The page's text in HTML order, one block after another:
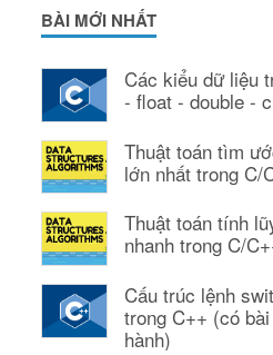
BÀI MỚI NHẤT
Các kiểu dữ liệu
- float - double -
Thuật toán tìm
lớn nhất trong C/
Thuật toán tính
nhanh trong C/
Cấu trúc lệnh
trong C++ (có
hành)